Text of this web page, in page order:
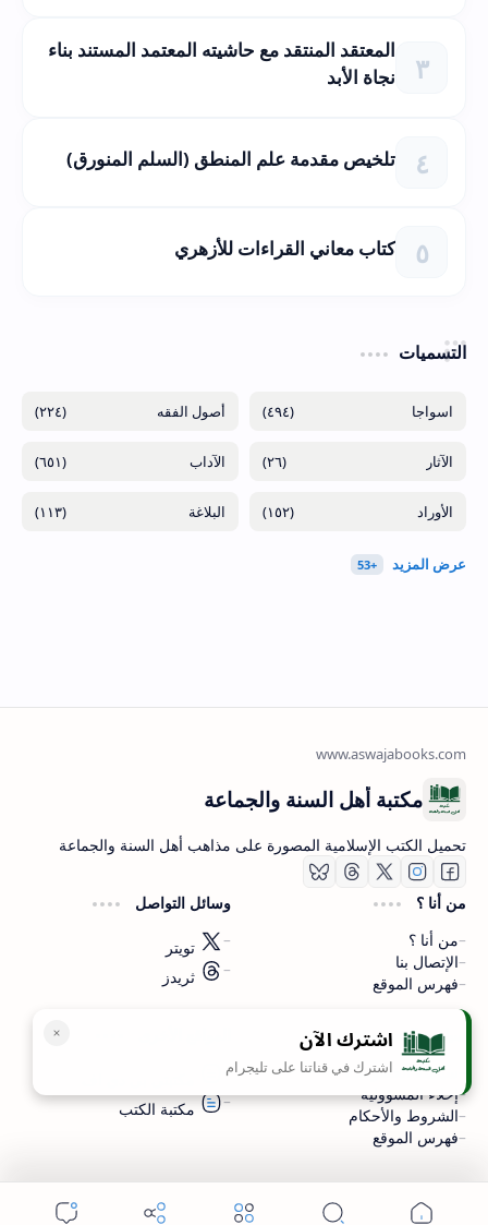
المعتقد المنتقد مع حاشيته المعتمد المستند بناء
نجاة الأبد
تلخيص مقدمة علم المنطق (السلم المنورق)
كتاب معاني القراءات للأزهري
التسميات
(٤٩٤) (٢٢٤)
(٢٦) (٦٥١)
(١٥٢) (١١٣)
اشترك الآن
اشترك في قناتنا على تليجرام
مكتبة أهل السنة والجماعة
تحميل الكتب الإسلامية المصورة على مذاهب أهل السنة والجماعة
من أنا ؟
من أنا ؟
الإتصال بنا
فهرس الموقع
وسائل التواصل
تويتر
ثريدز
سياسة الخصوصية
سياسة الخصوصية
إخلاء المسؤولية
الشروط والأحكام
فهرس الموقع
مكتبة الكتب